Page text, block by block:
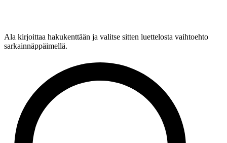
Ala kirjoittaa hakukenttään ja valitse sitten luettelosta vaihtoehto
sarkainnäppäimellä.